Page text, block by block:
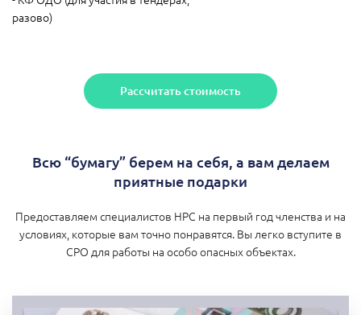
разово)
Рассчитать стоимость
Всю “бумагу” берем на себя, а вам делаем
приятные подарки
Предоставляем специалистов НРС на первый год членства и на
условиях, которые вам точно понравятся. Вы легко вступите в
СРО для работы на особо опасных объектах.